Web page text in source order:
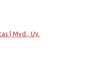
| Mvd., Uy.